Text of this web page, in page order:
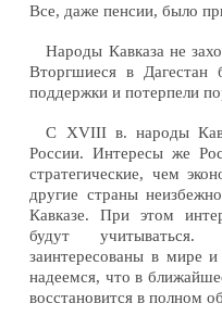
Все, даже пенсии, было
Народы Кавказа не
Вторгшиеся в Дагестан
поддержки и потерпели
С XVIII в. народы
России. Интересы же
стратегические, чем
другие страны
Кавказе. При этом
будут
заинтересованы в мире
надеемся, что в
восстановится в полном